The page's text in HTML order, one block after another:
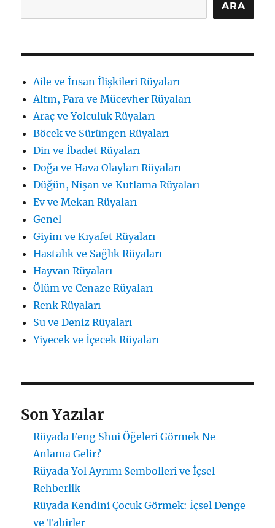
ARA
Aile ve İnsan İlişkileri Rüyaları
Altın, Para ve Mücevher Rüyaları
Araç ve Yolculuk Rüyaları
Böcek ve Sürüngen Rüyaları
Din ve İbadet Rüyaları
Doğa ve Hava Olayları Rüyaları
Düğün, Nişan ve Kutlama Rüyaları
Ev ve Mekan Rüyaları
Genel
Giyim ve Kıyafet Rüyaları
Hastalık ve Sağlık Rüyaları
Hayvan Rüyaları
Ölüm ve Cenaze Rüyaları
Renk Rüyaları
Su ve Deniz Rüyaları
Yiyecek ve İçecek Rüyaları
Son Yazılar
Rüyada Feng Shui Öğeleri Görmek Ne
Anlama Gelir?
Rüyada Yol Ayrımı Sembolleri ve İçsel
Rehberlik
Rüyada Kendini Çocuk Görmek: İçsel Denge
ve Tabirler